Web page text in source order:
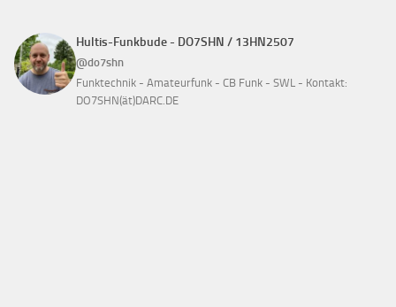
Hultis-Funkbude - DO7SHN / 13HN2507
@do7shn
Funktechnik - Amateurfunk - CB Funk - SWL - Kontakt:
DO7SHN(ät)DARC.DE